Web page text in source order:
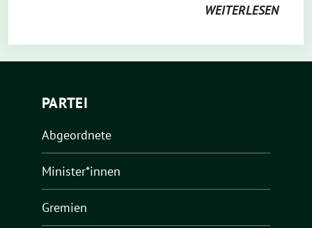
WEITERLESEN
PARTEI
Abgeordnete
Minister*innen
Gremien